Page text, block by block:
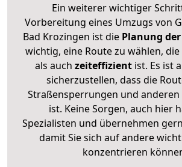
Ein weiterer wichtiger
Vorbereitung eines Umzugs von
Bad Krozingen ist die Planung
wichtig, eine Route zu wählen,
als auch zeiteffizientist. Es ist
sicherzustellen, dass die
Straßensperrungen und
ist. Keine Sorgen, auch hier
Spezialisten und übernehmen
damit Sie sich auf andere
konzentrieren